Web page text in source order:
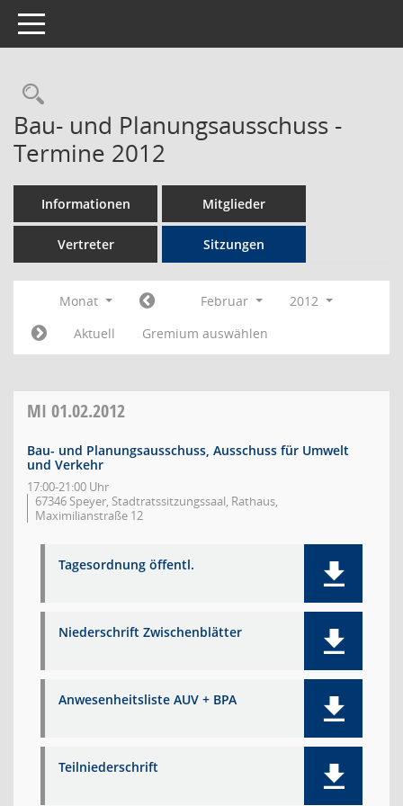
Toggle navigation
Rechercheauswahl
Bau- und Planungsausschuss -
Termine 2012
Informationen Mitglieder
Vertreter Sitzungen
Monat Februar
2012
Aktuell
Gremium auswählen
MI 01.02.2012
Bau- und Planungsausschuss, Ausschuss für Umwelt
und Verkehr
17:00-21:00 Uhr
67346 Speyer, Stadtratssitzungssaal, Rathaus,
Maximilianstraße 12
Tagesordnung öffentl.
Niederschrift Zwischenblätter
Anwesenheitsliste AUV + BPA
Teilniederschrift